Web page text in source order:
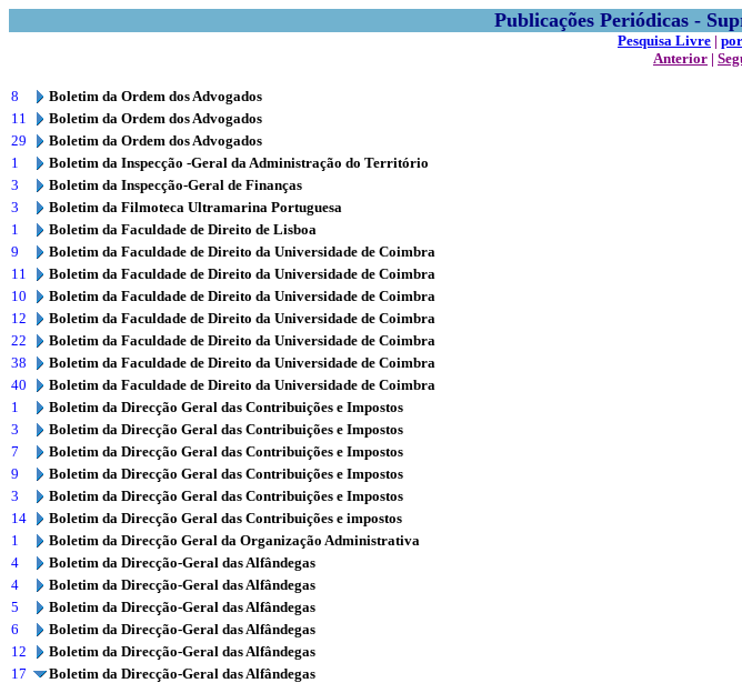
Publicações Periódicas -
Pesquisa Livre |
Anterior |
8
Boletim da Ordem dos Advogados
11
Boletim da Ordem dos Advogados
29
Boletim da Ordem dos Advogados
1
Boletim da Inspecção -Geral da Administração do Território
3
Boletim da Inspecção-Geral de Finanças
3
Boletim da Filmoteca Ultramarina Portuguesa
1
Boletim da Faculdade de Direito de Lisboa
9
Boletim da Faculdade de Direito da Universidade de Coimbra
11
Boletim da Faculdade de Direito da Universidade de Coimbra
10
Boletim da Faculdade de Direito da Universidade de Coimbra
12
Boletim da Faculdade de Direito da Universidade de Coimbra
22
Boletim da Faculdade de Direito da Universidade de Coimbra
38
Boletim da Faculdade de Direito da Universidade de Coimbra
40
Boletim da Faculdade de Direito da Universidade de Coimbra
1
Boletim da Direcção Geral das Contribuições e Impostos
3
Boletim da Direcção Geral das Contribuições e Impostos
7
Boletim da Direcção Geral das Contribuições e Impostos
9
Boletim da Direcção Geral das Contribuições e Impostos
3
Boletim da Direcção Geral das Contribuições e Impostos
14
Boletim da Direcção Geral das Contribuições e impostos
1
Boletim da Direcção Geral da Organização Administrativa
4
Boletim da Direcção-Geral das Alfândegas
4
Boletim da Direcção-Geral das Alfândegas
5
Boletim da Direcção-Geral das Alfândegas
6
Boletim da Direcção-Geral das Alfândegas
12
Boletim da Direcção-Geral das Alfândegas
17
Boletim da Direcção-Geral das Alfândegas